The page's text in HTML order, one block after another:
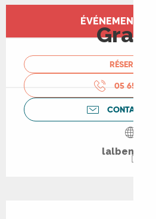
Ouverture etÉVÉNEMENT
RÉSERVER
05 65 31 61